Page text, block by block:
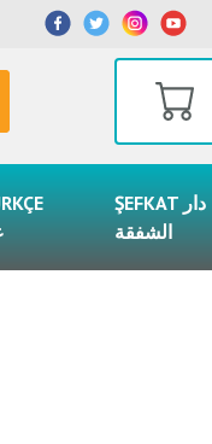
ŞEFKAT دار
الشفقة